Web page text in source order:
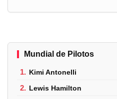
Mundial de Pilotos
1. Kimi Antonelli
2. Lewis Hamilton